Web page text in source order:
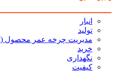
انبار
تولید
مدیریت چرخه عمر محصول (PLM)
خرید
نگهداری
کیفیت